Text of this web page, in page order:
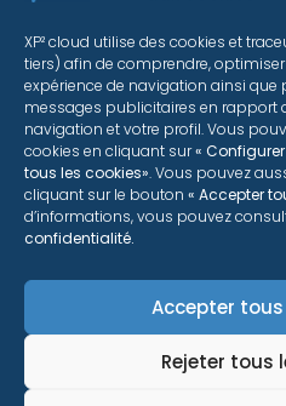
XP² cloud utilise des cookies et
tiers) afin de comprendre,
expérience de navigation ainsi
messages publicitaires en rapport
navigation et votre profil. Vous
cookies en cliquant sur«
tous les cookies». Vous pouvez
cliquant sur le bouton « Accepter
d’informations, vous pouvez
confidentialité.
Accepter
Rejeter tous
Le Site xp2cloud.com se
clauses de ces conditions
tout moment et sans
Les Conditions Générales
Téléchargeables